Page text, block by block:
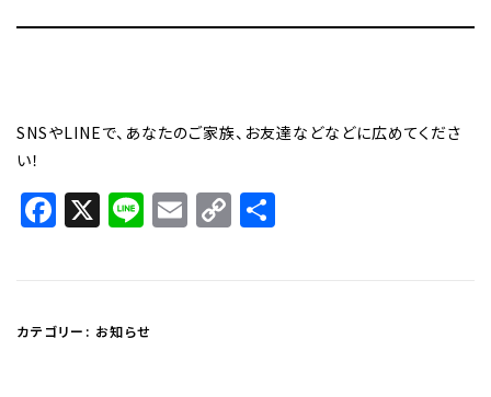
SNSやLINEで、あなたのご家族、お友達などなどに広めてくださ
い！
Facebook
X LineEmail
Copy
Link
カテゴリー: お知らせ